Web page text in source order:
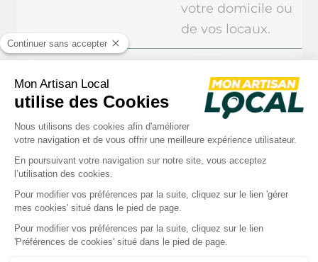
votre domicile ou
de vos locaux.
Sans engagement
devis vous
permet de
sélectionner
l’équipement le
plus adapté et
d’économiser
plusieurs milliers
d’eurossur le
montant global